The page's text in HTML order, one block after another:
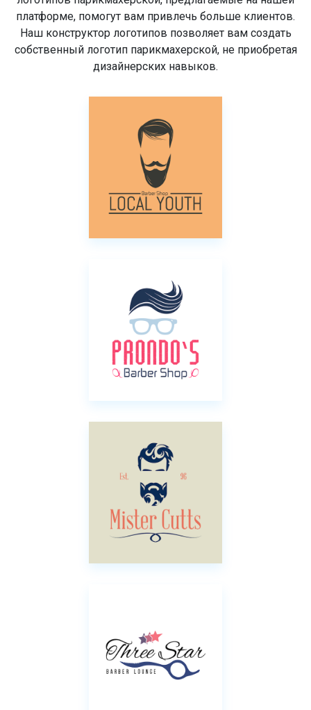
платформе, помогут вам привлечь больше клиентов.
Наш конструктор логотипов позволяет вам создать
собственный логотип парикмахерской, не приобретая
дизайнерских навыков.